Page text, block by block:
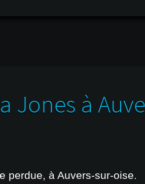
Jones à
perdue, à Auvers-sur-oise.